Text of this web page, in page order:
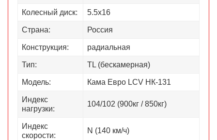
Колесный диск: 5.5х16
Страна: Россия
Конструкция: радиальная
Тип: TL (бескамерная)
Модель: Кама Евро LCV НК-131
Индекс
нагрузки:
104/102 (900кг / 850кг)
Индекс
скорости:
N (140 км/ч)